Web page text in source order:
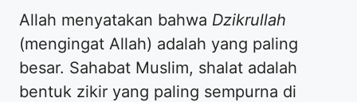
Allah menyatakan bahwa Dzikrullah
(mengingat Allah) adalah yang paling
besar. Sahabat Muslim, shalat adalah
bentuk zikir yang paling sempurna di